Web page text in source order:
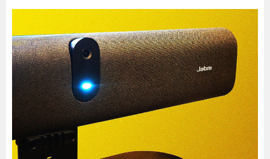
副業 ニュース
グルメ スキル
暮らし エンタメ
連載一覧